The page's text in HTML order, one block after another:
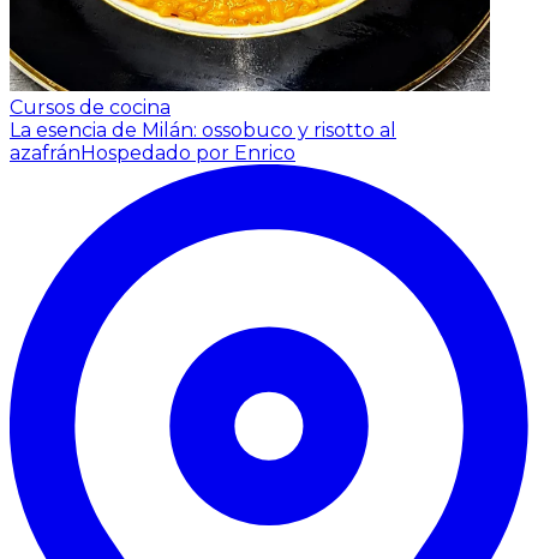
Cursos de cocina
La esencia de Milán: ossobuco y risotto al
azafránHospedado por Enrico